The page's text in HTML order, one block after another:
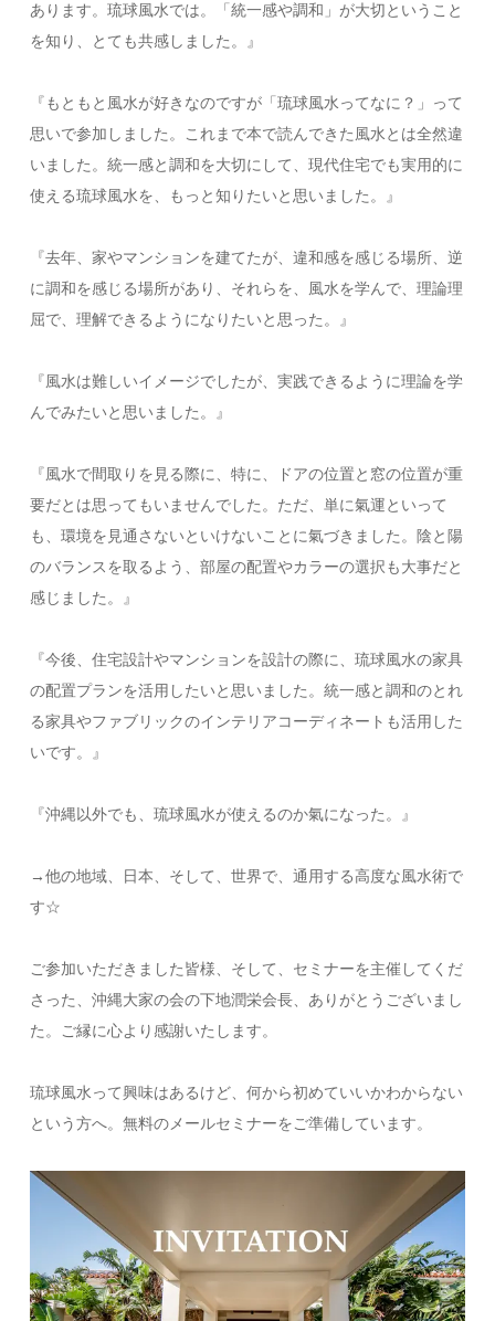
あります。琉球風水では。「統一感や調和」が大切ということ
を知り、とても共感しました。』
『もともと風水が好きなのですが「琉球風水ってなに？」って
思いで参加しました。これまで本で読んできた風水とは全然違
いました。統一感と調和を大切にして、現代住宅でも実用的に
使える琉球風水を、もっと知りたいと思いました。』
『去年、家やマンションを建てたが、違和感を感じる場所、逆
に調和を感じる場所があり、それらを、風水を学んで、理論理
屈で、理解できるようになりたいと思った。』
『風水は難しいイメージでしたが、実践できるように理論を学
んでみたいと思いました。』
『風水で間取りを見る際に、特に、ドアの位置と窓の位置が重
要だとは思ってもいませんでした。ただ、単に氣運といって
も、環境を見通さないといけないことに氣づきました。陰と陽
のバランスを取るよう、部屋の配置やカラーの選択も大事だと
感じました。』
『今後、住宅設計やマンションを設計の際に、琉球風水の家具
の配置プランを活用したいと思いました。統一感と調和のとれ
る家具やファブリックのインテリアコーディネートも活用した
いです。』
『沖縄以外でも、琉球風水が使えるのか氣になった。』
→他の地域、日本、そして、世界で、通用する高度な風水術で
す☆
ご参加いただきました皆様、そして、セミナーを主催してくだ
さった、沖縄大家の会の下地潤栄会長、ありがとうございまし
た。ご縁に心より感謝いたします。
琉球風水って興味はあるけど、何から初めていいかわからない
という方へ。無料のメールセミナーをご準備しています。